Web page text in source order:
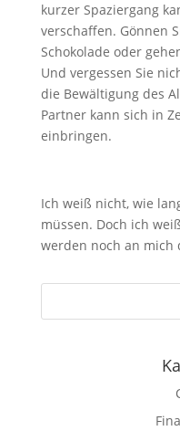
kurzer Spaziergang
verschaffen. Gönnen
Schokolade oder
Und vergessen Sie
die Bewältigung des
Partner kann sich in
einbringen.
Ich weiß nicht, wie
müssen. Doch ich
werden noch an mich